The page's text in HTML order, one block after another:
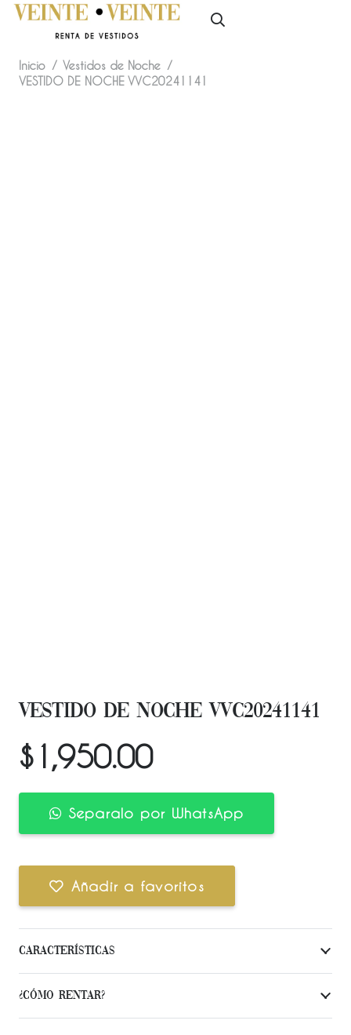
Inicio / Vestidos de Noche /
VESTIDO DE NOCHE VVC20241141
VESTIDO DE NOCHE VVC20241141
$ 1,950.00
Separalo por WhatsApp
Añadir a favoritos
Características
¿Cómo Rentar?